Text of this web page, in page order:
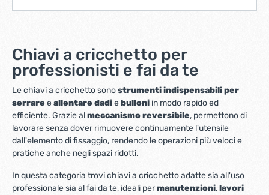
(50BV30), trattato termicamente
Chiavi a cricchetto per
professionisti e fai da te
Le chiavi a cricchetto sonostrumenti indispensabili per
serrare eallentare dadiebulloni in modo rapido ed
efficiente. Grazie almeccanismo reversibile, permettono di
lavorare senza dover rimuovere continuamente l'utensile
dall'elemento di fissaggio, rendendo le operazioni più veloci e
pratiche anche negli spazi ridotti.
In questa categoria trovi chiavi a cricchetto adatte sia all'uso
professionale sia al fai da te, ideali permanutenzioni,lavori